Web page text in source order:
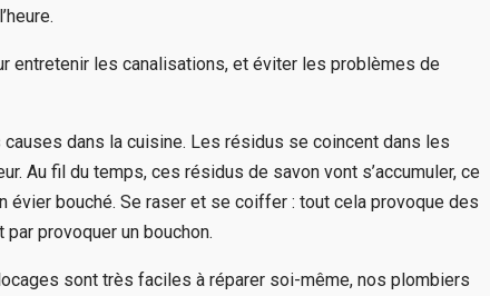
entretenir les canalisations, et éviter les problèmes de
dans la cuisine. Les résidus se coincent dans les
Au fil du temps, ces résidus de savon vont s’accumuler, ce
évier bouché. Se raser et se coiffer : tout cela provoque des
provoquer un bouchon.
sont très faciles à réparer soi-même, nos plombiers